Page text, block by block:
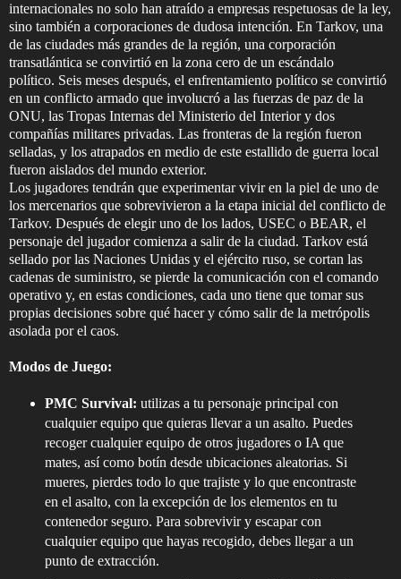
internacionales no solo han atraído a empresas respetuosas de la ley,
sino también a corporaciones de dudosa intención. En Tarkov, una
de las ciudades más grandes de la región, una corporación
transatlántica se convirtió en la zona cero de un escándalo
político. Seis meses después, el enfrentamiento político se convirtió
en un conflicto armado que involucró a las fuerzas de paz de la
ONU, las Tropas Internas del Ministerio del Interior y dos
compañías militares privadas. Las fronteras de la región fueron
selladas, y los atrapados en medio de este estallido de guerra local
fueron aislados del mundo exterior.
Los jugadores tendrán que experimentar vivir en la piel de uno de
los mercenarios que sobrevivieron a la etapa inicial del conflicto de
Tarkov. Después de elegir uno de los lados, USEC o BEAR, el
personaje del jugador comienza a salir de la ciudad. Tarkov está
sellado por las Naciones Unidas y el ejército ruso, se cortan las
cadenas de suministro, se pierde la comunicación con el comando
operativo y, en estas condiciones, cada uno tiene que tomar sus
propias decisiones sobre qué hacer y cómo salir de la metrópolis
asolada por el caos.
Modos de Juego:
PMC Survival: utilizas a tu personaje principal con
cualquier equipo que quieras llevar a un asalto. Puedes
recoger cualquier equipo de otros jugadores o IA que
mates, así como botín desde ubicaciones aleatorias. Si
mueres, pierdes todo lo que trajiste y lo que encontraste
en el asalto, con la excepción de los elementos en tu
contenedor seguro. Para sobrevivir y escapar con
cualquier equipo que hayas recogido, debes llegar a un
punto de extracción.